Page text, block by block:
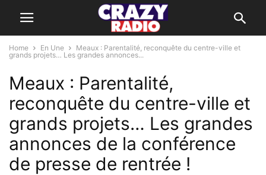
Home En Une
Meaux : Parentalité, reconquête du centre-ville et
grands projets… Les grandes annonces...
Meaux : Parentalité,
reconquête du centre-ville et
grands projets… Les grandes
annonces de la conférence
de presse de rentrée !